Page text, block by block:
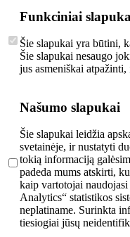
Funkciniai
Šie slapukai yra būtini,
Šie slapukai nesaugo
jus asmeniškai
Našumo slapukai
Šie slapukai leidžia
svetainėje, ir nustatyti
tokią informaciją
padeda mums atskirti,
kaip vartotojai naudojasi
Analytics“ statistikos
neplatiname. Surinkta
tiesiogiai jūsų